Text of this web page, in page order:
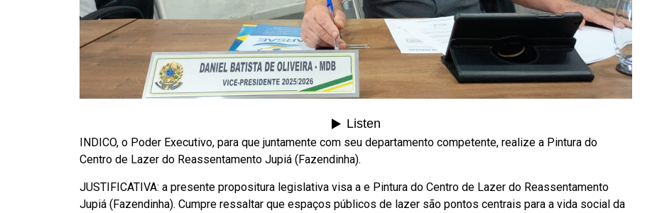
INDICO, o Poder Executivo, para que juntamente com seu departamento competente, realize a Pintura do
Centro de Lazer do Reassentamento Jupiá (Fazendinha).
JUSTIFICATIVA: a presente propositura legislativa visa a e Pintura do Centro de Lazer do Reassentamento
Jupiá (Fazendinha). Cumpre ressaltar que espaços públicos de lazer são pontos centrais para a vida social da